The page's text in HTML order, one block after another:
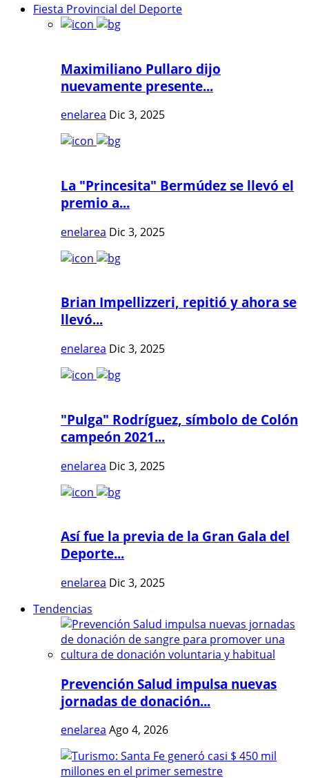
Fiesta Provincial del Deporte
Maximiliano Pullaro dijo
nuevamente presente...
enelarea Dic 3, 2025
La "Princesita" Bermúdez se llevó el
premio a...
enelarea Dic 3, 2025
Brian Impellizzeri, repitió y ahora se
llevó...
enelarea Dic 3, 2025
"Pulga" Rodríguez, símbolo de Colón
campeón 2021...
enelarea Dic 3, 2025
Así fue la previa de la Gran Gala del
Deporte...
enelarea Dic 3, 2025
Tendencias
Prevención Salud impulsa nuevas
jornadas de donación...
enelarea Ago 4, 2026